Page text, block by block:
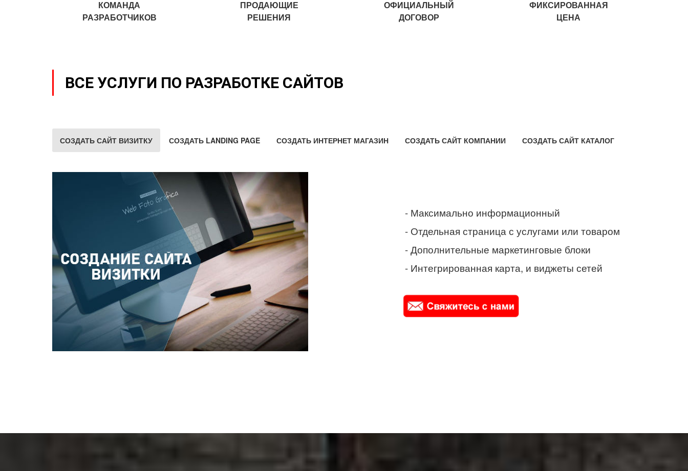
КОМАНДА
РАЗРАБОТЧИКОВ
ПРОДАЮЩИЕ
РЕШЕНИЯ
ОФИЦИАЛЬНЫЙ
ДОГОВОР
ФИКСИРОВАННАЯ
ЦЕНА
ВСЕ УСЛУГИ ПО РАЗРАБОТКЕ САЙТОВ
СОЗДАТЬ САЙТ ВИЗИТКУ СОЗДАТЬ LANDING PAGE СОЗДАТЬ ИНТЕРНЕТ МАГАЗИН СОЗДАТЬ САЙТ КОМПАНИИ СОЗДАТЬ САЙТ КАТАЛОГ
- Максимально информационный
- Отдельная страница с услугами или товаром
- Дополнительные маркетинговые блоки
- Интегрированная карта, и виджеты сетей